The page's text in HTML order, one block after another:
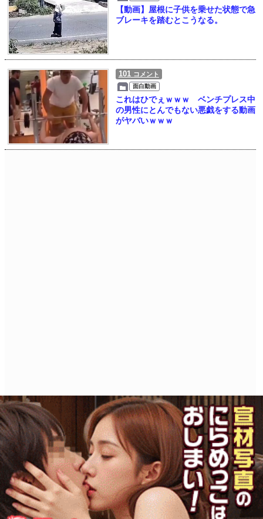
【動画】屋根に子供を乗せた状態で急
ブレーキを踏むとこうなる。
101 コメント
面白動画
これはひでぇｗｗｗ ベンチプレス中
の男性にとんでもない悪戯をする動画
がヤバいｗｗｗ